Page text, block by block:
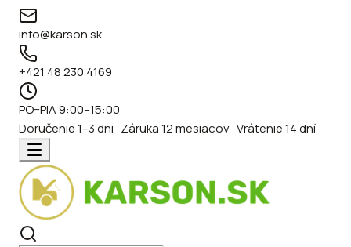
info@karson.sk
+421 48 230 4169
PO–PIA 9:00–15:00
Doručenie 1–3 dni · Záruka 12 mesiacov · Vrátenie 14 dní